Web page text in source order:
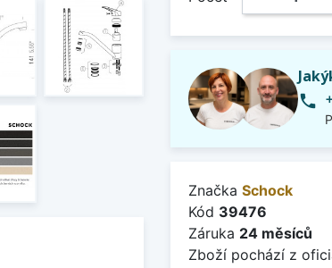
phone
Značka Schock
Kód 39476
Záruka 24 měsíců
Zboží pochází z